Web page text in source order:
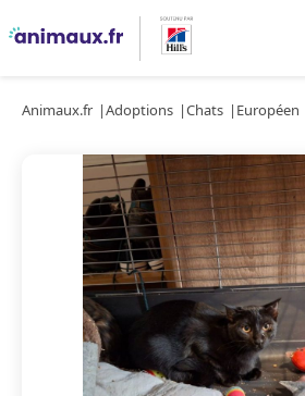
Animaux.fr Adoptions Chats Européen